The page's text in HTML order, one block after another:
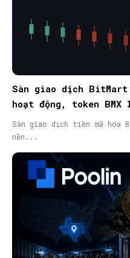
Sàn giao dịch BitMart
hoạt động, token BMX
Sàn giao dịch tiền mã hóa
nền...